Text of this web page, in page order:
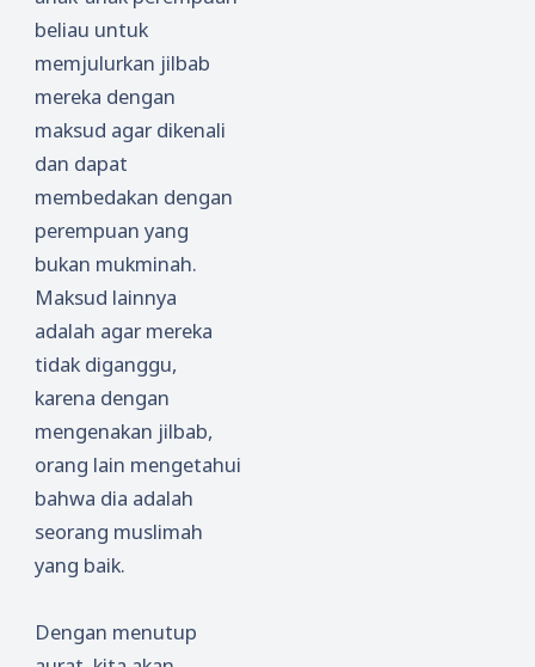
beliau untuk
memjulurkan jilbab
mereka dengan
maksud agar dikenali
dan dapat
membedakan dengan
perempuan yang
bukan mukminah.
Maksud lainnya
adalah agar mereka
tidak diganggu,
karena dengan
mengenakan jilbab,
orang lain mengetahui
bahwa dia adalah
seorang muslimah
yang baik.
Dengan menutup